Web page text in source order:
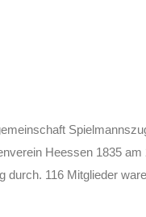
Heessen 1835
durch. 116 Mitglieder